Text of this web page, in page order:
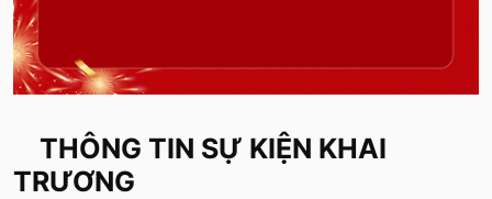
THÔNG TIN SỰ KIỆN KHAI
TRƯƠNG